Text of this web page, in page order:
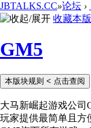
JBTALKS.CC»论坛 ›
收藏本版
GM5
本版块规则 < 点击查阅
大马新崛起游戏公司
玩家提供最简单且方